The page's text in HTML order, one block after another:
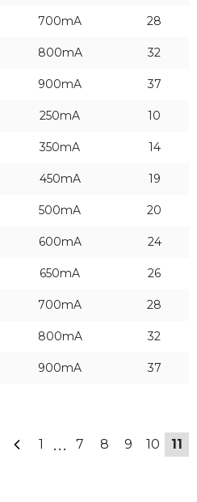
des LED
350mA
500mA
700mA
Flux lumineux du luminaire
700mA 28
800mA 32
900mA 37
250mA 10
350mA 14
450mA 19
500mA 20
600mA 24
650mA 26
700mA 28
800mA 32
900mA 37
1 ... 7 8 9 10 11